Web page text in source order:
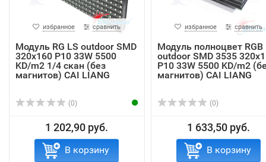
избранное сравнить
Модуль RG LS outdoor SMD
320х160 P10 33W 5500
KD/m2 1/4 скан (без
магнитов) CAI LIANG
(0)
1 202,90 руб.
В корзину
избранное сравнить
Модуль полноцвет RGB
outdoor SMD 3535
P10 33W 5500 KD/m2
магнитов) CAI LIANG
(0)
1 633,50 руб.
В корзину